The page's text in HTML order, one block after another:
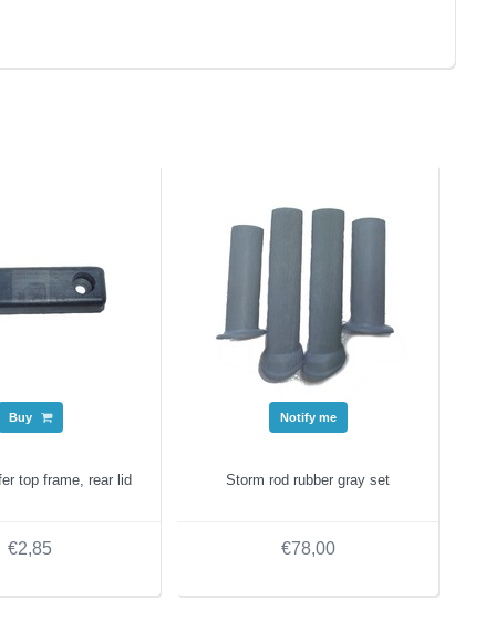
Buy
top frame, rear lid
€2,85
Notify me
Storm rod rubber gray set
€78,00